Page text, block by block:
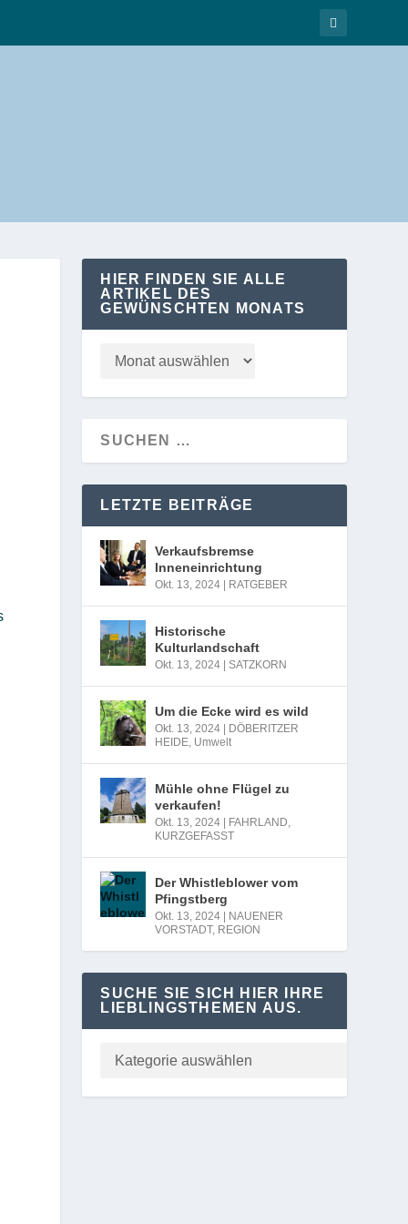
HIER FINDEN SIE ALLE
ARTIKEL DES
GEWÜNSCHTEN MONATS
LETZTE BEITRÄGE
Verkaufsbremse
Inneneinrichtung
Okt. 13, 2024 RATGEBER
Historische
Kulturlandschaft
Okt. 13, 2024 |SATZKORN
Um die Ecke wird es wild
Okt. 13, 2024
DÖBERITZER
HEIDE, Umwelt
Mühle ohne Flügel zu
verkaufen!
Okt. 13, 2024 FAHRLAND,
KURZGEFASST
Der Whistleblower vom
Pfingstberg
Okt. 13, 2024
NAUENER
VORSTADT, REGION
SUCHE SIE SICH HIER IHRE
LIEBLINGSTHEMEN AUS.